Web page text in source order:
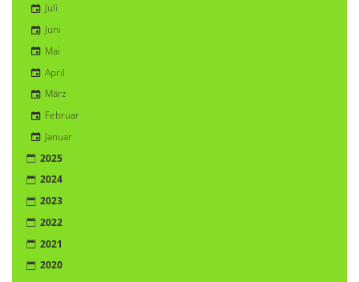
Juli
Juni
Mai
April
März
Februar
Januar
2025
2024
2023
2022
2021
2020